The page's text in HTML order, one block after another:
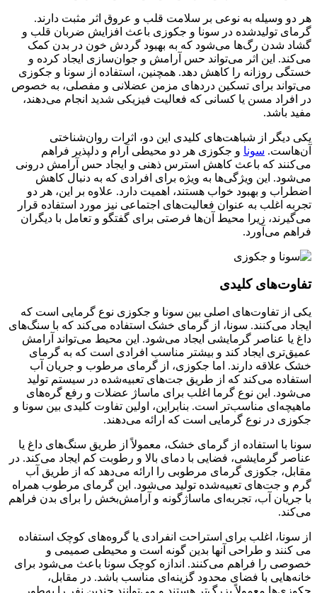
هر دو وسیله به نوعی بر سلامت قلب و عروق اثر مثبت دارند.
گرمای تولیدشده در سونا و جکوزی باعث افزایش ضربان قلب و
گشاد شدن رگ‌ها می‌شود که به بهبود گردش خون در بدن کمک
می‌کند. این اثر می‌تواند حس آرامش و جوان‌سازی ایجاد کرده و
خستگی روزانه را کاهش دهد. همچنین، استفاده از سونا و جکوزی
می‌تواند برای تسکین دردهای مزمن عضلانی و مفصلی، به خصوص
در افراد مسن یا کسانی که فعالیت فیزیکی شدید انجام می‌دهند،
مفید باشد.
یکی دیگر از شباهت‌های کلیدی این دو، اثرات روان‌شناختی
آن‌هاست. سونا و جکوزی هر دو محیطی آرام و دلپذیر فراهم
می‌کنند که باعث کاهش استرس ذهنی و ایجاد حس آرامش درونی
می‌شود. این ویژگی‌ها به ویژه برای افرادی که به دنبال کاهش
اضطراب و بهبود خواب هستند، اهمیت دارد. علاوه بر این، هر دو
تجربه اغلب به عنوان فعالیت‌های اجتماعی نیز مورد استفاده قرار
می‌گیرند، زیرا محیط آن‌ها فرصتی برای گفتگو و تعامل با دیگران
فراهم می‌آورد.
تفاوت‌های کلیدی
یکی از تفاوت‌های اصلی بین سونا و جکوزی نوع گرمایی است که
ایجاد می‌کنند. سونا، از گرمای خشک استفاده می‌کند که با سنگ‌های
داغ یا عناصر گرمایشی ایجاد می‌شود. این محیط می‌تواند آرامش
عمیق‌تری ایجاد کند و بیشتر مناسب افرادی است که به گرمای
خشک علاقه دارند. اما جکوزی، از گرمای مرطوب و جریان آب
استفاده می‌کند که از طریق جت‌های تعبیه‌شده در سیستم تولید
می‌شود. این نوع گرما اغلب برای ماساژ عضلات و رفع گره‌های
ماهیچه‌ای مناسب‌تر است. بنابراین، اولین تفاوت کلیدی بین سونا و
جکوزی در نوع گرمایی است که ارائه می‌دهند.
سونا با استفاده از گرمای خشک، معمولاً از طریق سنگ‌های داغ یا
عناصر گرمایشی، فضایی با دمای بالا و رطوبت کم ایجاد می‌کند. در
مقابل، جکوزی گرمای مرطوبی را ارائه می‌دهد که از طریق آب
گرم و جت‌های تعبیه‌شده تولید می‌شود. این گرمای مرطوب همراه
با جریان آب، تجربه‌ای ماساژگونه و آرامش‌بخش را برای بدن فراهم
می‌کند.
از سونا، اغلب برای استراحت انفرادی یا گروه‌های کوچک استفاده
می کنند و طراحی آنها بدین گونه است و محیطی صمیمی و
خصوصی را فراهم می‌کنند. اندازه کوچک سونا باعث می‌شود برای
خانه‌هایی با فضای محدود گزینه‌ای مناسب باشد. در مقابل،